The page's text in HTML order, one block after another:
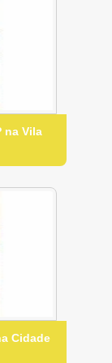
na Vila
Cidade